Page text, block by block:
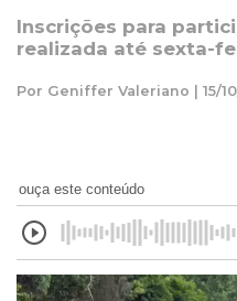
Inscrições para
realizada até sexta-
Por Geniffer Valeriano | 15/
ouça este conteúdo